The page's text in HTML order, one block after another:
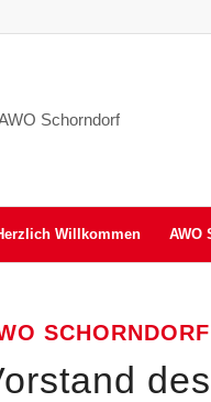
Willkommen AWO
SCHORNDORF